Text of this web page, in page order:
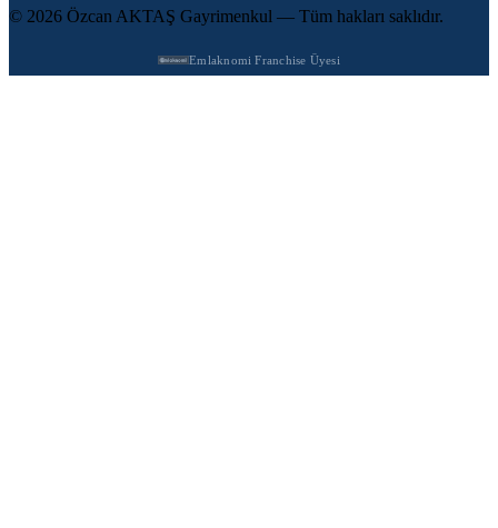
© 2026 Özcan AKTAŞ Gayrimenkul — Tüm hakları saklıdır.
Emlaknomi Franchise Üyesi